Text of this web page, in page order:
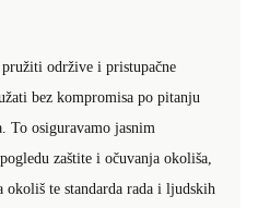
održive i pristupačne
bez kompromisa po pitanju
To osiguravamo jasnim
zaštite i očuvanja okoliša,
okoliš te standarda rada i ljudskih